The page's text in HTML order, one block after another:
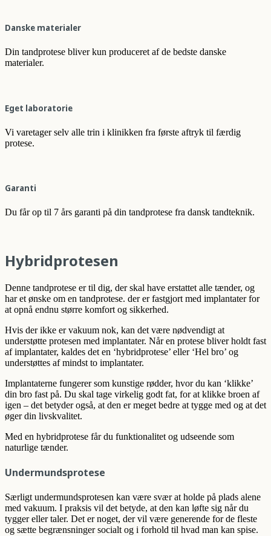
Danske materialer
Din tandprotese bliver kun produceret af de bedste danske
materialer.
Eget laboratorie
Vi varetager selv alle trin i klinikken fra første aftryk til færdig
protese.
Garanti
Du får op til 7 års garanti på din tandprotese fra dansk tandteknik.
Hybridprotesen
Denne tandprotese er til dig, der skal have erstattet alle tænder, og
har et ønske om en tandprotese. der er fastgjort med implantater for
at opnå endnu større komfort og sikkerhed.
Hvis der ikke er vakuum nok, kan det være nødvendigt at
understøtte protesen med implantater. Når en protese bliver holdt fast
af implantater, kaldes det en ‘hybridprotese’ eller ‘Hel bro’ og
understøttes af mindst to implantater.
Implantaterne fungerer som kunstige rødder, hvor du kan ‘klikke’
din bro fast på. Du skal tage virkelig godt fat, for at klikke broen af
igen – det betyder også, at den er meget bedre at tygge med og at det
øger din livskvalitet.
Med en hybridprotese får du funktionalitet og udseende som
naturlige tænder.
Undermundsprotese
Særligt undermundsprotesen kan være svær at holde på plads alene
med vakuum. I praksis vil det betyde, at den kan løfte sig når du
tygger eller taler. Det er noget, der vil være generende for de fleste
og sætte begrænsninger socialt og i forhold til hvad man kan spise.